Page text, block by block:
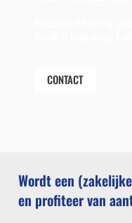
CONTACT
Wordt een
en profiteer van